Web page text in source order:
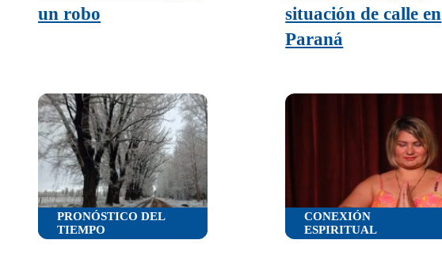
un robo
situación de calle en
Paraná
PRONÓSTICO DEL
TIEMPO
CONEXIÓN
ESPIRITUAL